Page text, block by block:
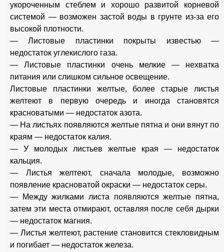
укороченным стеблем и хорошо развитой корневой
системой — возможен застой воды в грунте из-за его
высокой плотности.
— Листовые пластинки покрыты известью —
недостаток углекислого газа.
— Листовые пластинки очень мелкие — нехватка
питания или слишком сильное освещение.
Листовые пластинки желтые, более старые листья
желтеют в первую очередь и иногда становятся
красноватыми — недостаток азота.
— На листьях появляются желтые пятна и они вянут по
краям — недостаток калия.
— У молодых листьев желтые края — недостаток
кальция.
— Листья желтеют, сначала молодые, возможно
появление красноватой окраски — недостаток серы.
— Между жилками листа появляются желтые пятна,
затем эти места отмирают, оставляя после себя дырки
— недостаток магния.
— Листья желтеют, растение становится стекловидным
и погибает — недостаток железа.